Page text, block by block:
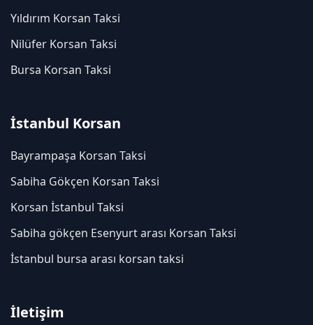
Yıldırım Korsan Taksi
Nilüfer Korsan Taksi
Bursa Korsan Taksi
İstanbul Korsan
Bayrampaşa Korsan Taksi
Sabiha Gökçen Korsan Taksi
Korsan İstanbul Taksi
Sabiha gökçen Esenyurt arası Korsan Taksi
İstanbul bursa arası korsan taksi
İletişim